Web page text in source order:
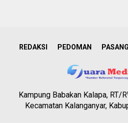
REDAKSI PEDOMAN
Kampung Babakan Kalapa, RT/
Kecamatan Kalanganyar,